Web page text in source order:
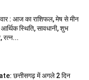
: आज का राशिफल, मेष से मीन
स्थिति, सावधानी, शुभ
रत्न...
छत्तीसगढ़ में अगले 2 दिन